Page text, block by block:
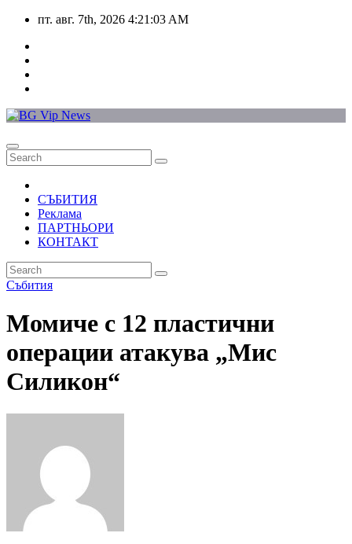
Skip
content
пт. авг. 7th, 2026 4:21:03 AM
СЪБИТИЯ
Реклама
ПАРТНЬОРИ
КОНТАКТ
Събития
Момиче с 12 пластични
операции атакува „Мис
Силикон“